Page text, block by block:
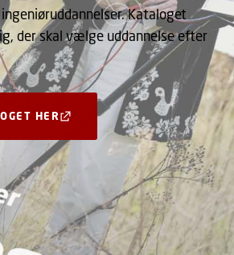
Kataloget
der skal vælge uddannelse efter
HER